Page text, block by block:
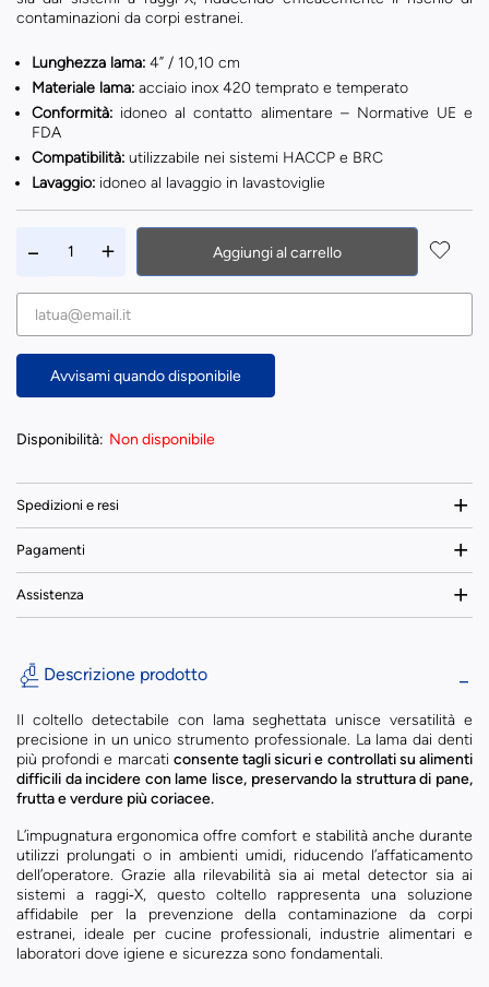
contaminazioni da corpi estranei.
Lunghezza lama: 4” / 10,10 cm
Materiale lama: acciaio inox 420 temprato e temperato
Conformità: idoneo al contatto alimentare – Normative UE e
FDA
Compatibilità: utilizzabile nei sistemi HACCP e BRC
Lavaggio: idoneo al lavaggio in lavastoviglie
Aggiungi al carrello
Avvisami quando disponibile
Disponibilità: Non disponibile
Spedizioni e resi
Pagamenti
Assistenza
Descrizione prodotto
Il coltello detectabile con lama seghettata unisce versatilità e
precisione in un unico strumento professionale. La lama dai denti
più profondi e marcati consente tagli sicuri e controllati su alimenti
difficili da incidere con lame lisce, preservando la struttura di pane,
frutta e verdure più coriacee.
L’impugnatura ergonomica offre comfort e stabilità anche durante
utilizzi prolungati o in ambienti umidi, riducendo l’affaticamento
dell’operatore. Grazie alla rilevabilità sia ai metal detector sia ai
sistemi a raggi‑X, questo coltello rappresenta una soluzione
affidabile per la prevenzione della contaminazione da corpi
estranei, ideale per cucine professionali, industrie alimentari e
laboratori dove igiene e sicurezza sono fondamentali.